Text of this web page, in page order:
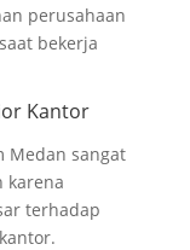
perusahaan
bekerja
Kantor
Medan sangat
karena
terhadap